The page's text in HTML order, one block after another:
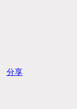
分享